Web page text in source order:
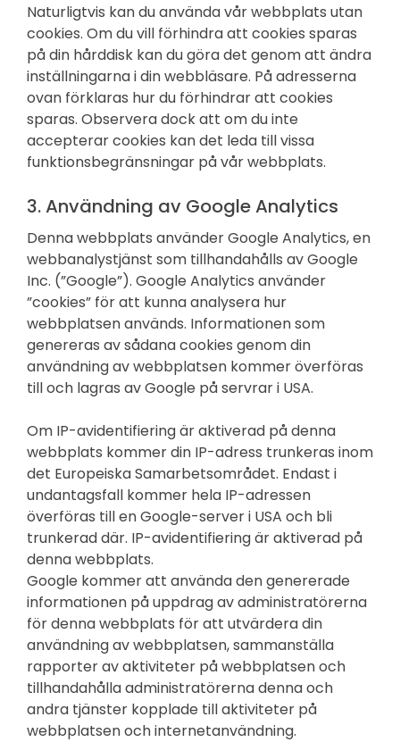
Naturligtvis kan du använda vår webbplats utan
cookies. Om du vill förhindra att cookies sparas
på din hårddisk kan du göra det genom att ändra
inställningarna i din webbläsare. På adresserna
ovan förklaras hur du förhindrar att cookies
sparas. Observera dock att om du inte
accepterar cookies kan det leda till vissa
funktionsbegränsningar på vår webbplats.
3. Användning av Google Analytics
Denna webbplats använder Google Analytics, en
webbanalystjänst som tillhandahålls av Google
Inc. (”Google”). Google Analytics använder
”cookies” för att kunna analysera hur
webbplatsen används. Informationen som
genereras av sådana cookies genom din
användning av webbplatsen kommer överföras
till och lagras av Google på servrar i USA.
Om IP-avidentifiering är aktiverad på denna
webbplats kommer din IP-adress trunkeras inom
det Europeiska Samarbetsområdet. Endast i
undantagsfall kommer hela IP-adressen
överföras till en Google-server i USA och bli
trunkerad där. IP-avidentifiering är aktiverad på
denna webbplats.
Google kommer att använda den genererade
informationen på uppdrag av administratörerna
för denna webbplats för att utvärdera din
användning av webbplatsen, sammanställa
rapporter av aktiviteter på webbplatsen och
tillhandahålla administratörerna denna och
andra tjänster kopplade till aktiviteter på
webbplatsen och internetanvändning.